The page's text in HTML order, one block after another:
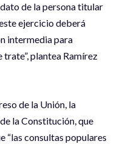
de la persona titular
ejercicio deberá
intermedia para
plantea Ramírez
de la Unión, la
la Constitución, que
“las consultas populares